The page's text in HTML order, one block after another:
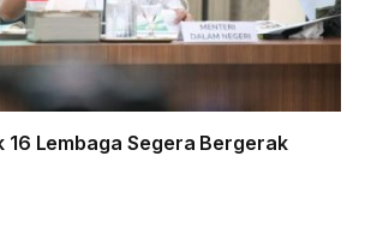
16 Lembaga Segera Bergerak